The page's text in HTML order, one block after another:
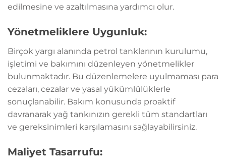
edilmesine ve azaltılmasına yardımcı olur.
Yönetmeliklere Uygunluk:
Birçok yargı alanında petrol tanklarının kurulumu,
işletimi ve bakımını düzenleyen yönetmelikler
bulunmaktadır. Bu düzenlemelere uyulmaması para
cezaları, cezalar ve yasal yükümlülüklerle
sonuçlanabilir. Bakım konusunda proaktif
davranarak yağ tankınızın gerekli tüm standartları
ve gereksinimleri karşılamasını sağlayabilirsiniz.
Maliyet Tasarrufu: